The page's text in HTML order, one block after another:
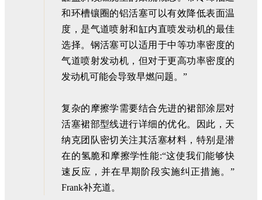
和环槽镶圈的铝活塞可以有效降低表面温
度，是气道喷射和缸内直喷发动机的最佳
选择。钢活塞可以适用于中等功率密度的
气道喷射发动机，但对于更高功率密度的
发动机可能会导致早燃问题。”
复杂的摩擦学需要结合先进的裙部涂层对
活塞裙部型线进行详细的优化。因此，天
纳克团队密切关注其活塞材料，特别是潜
在的氢脆和摩擦学性能:“这使我们能够快
速反应，并在早期阶段实施纠正措施。”
Frank补充道。